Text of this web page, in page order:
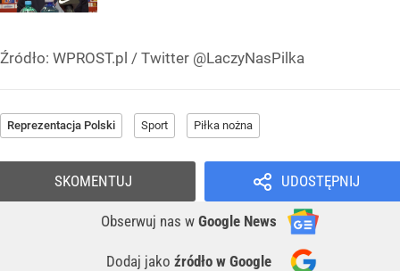
Źródło: WPROST.pl / Twitter @LaczyNasPilka
Reprezentacja Polski Sport Piłka nożna
UDOSTĘPNIJ
Obserwuj nas w Google News
Dodaj jako źródło w Google
SKOMENTUJ